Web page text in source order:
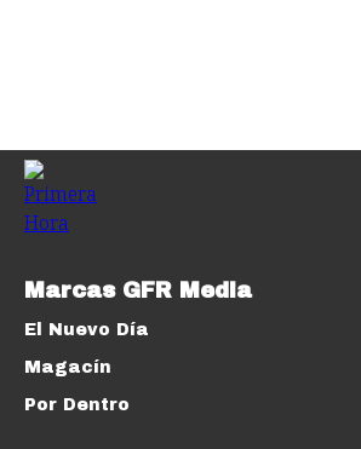
Marcas GFR Media
El Nuevo Día
Magacín
Por Dentro